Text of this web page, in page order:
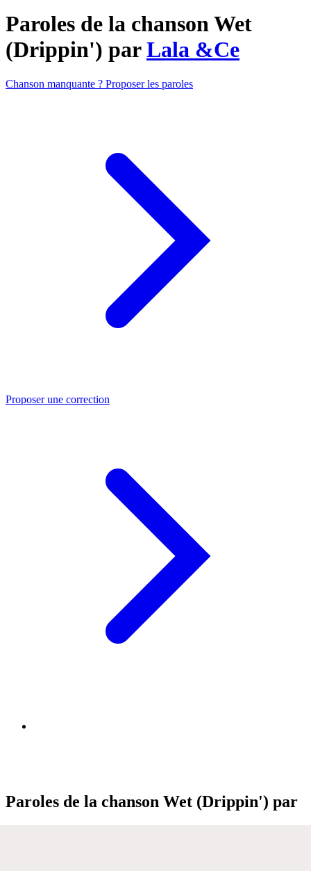
Paroles de la chanson Wet
(Drippin') parLala &Ce
Chanson manquante ? Proposer les paroles
Proposer une correction
Paroles de la chanson Wet (Drippin') par